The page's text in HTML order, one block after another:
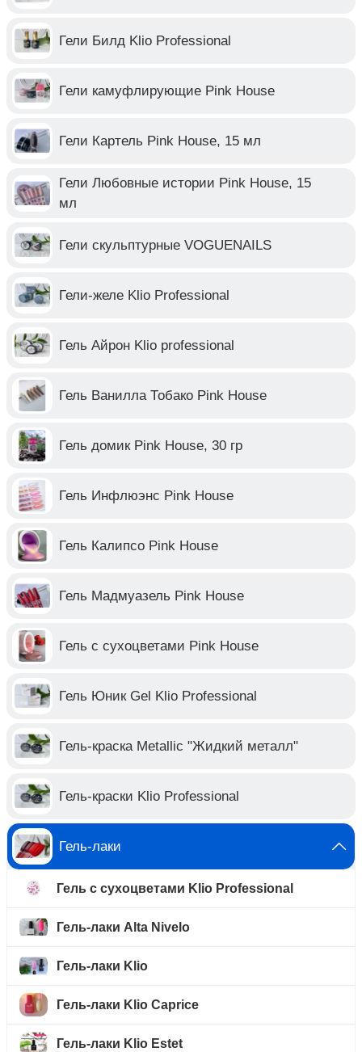
Гели Билд Klio Professional
Гели камуфлирующие Pink House
Гели Картель Pink House, 15 мл
Гели Любовные истории Pink House, 15
мл
Гели скульптурные VOGUENAILS
Гели-желе Klio Professional
Гель Айрон Klio professional
Гель Ванилла Тобако Pink House
Гель домик Pink House, 30 гр
Гель Инфлюэнс Pink House
Гель Калипсо Pink House
Гель Мадмуазель Pink House
Гель с сухоцветами Pink House
Гель Юник Gel Klio Professional
Гель-краска Metallic "Жидкий металл"
Гель-краски Klio Professional
Гель-лаки
Гель с сухоцветами Klio Professional
Гель-лаки Alta Nivelo
Гель-лаки Klio
Гель-лаки Klio Caprice
Гель-лаки Klio Estet